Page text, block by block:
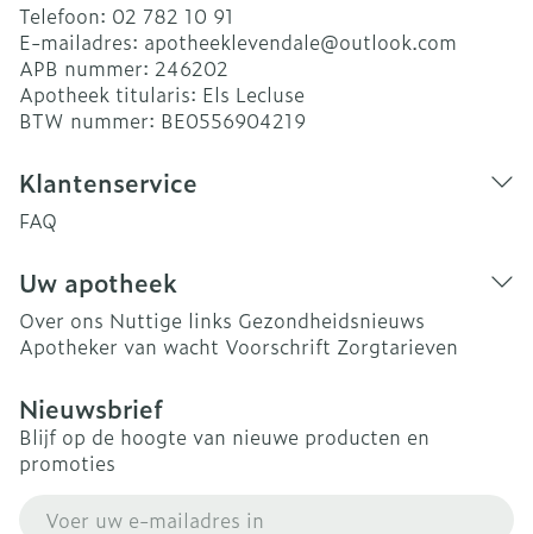
Telefoon: 02 782 10 91
E-mailadres: apotheeklevendale@outlook.com
APB nummer: 246202
Apotheek titularis: Els Lecluse
BTW nummer: BE0556904219
Klantenservice
FAQ
Uw apotheek
Over ons Nuttige links Gezondheidsnieuws
Apotheker van wacht Voorschrift Zorgtarieven
Nieuwsbrief
Blijf op de hoogte van nieuwe producten en
promoties